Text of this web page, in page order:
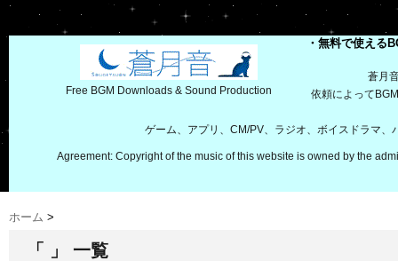
Free BGM Downloads & Sound Production
・無料で使える
蒼月
依頼によって
ゲーム、アプリ、CM/PV、ラジオ、ボイスドラマ
Agreement: Copyright of the music of this website is owned by the
ホーム >
「 」 一覧